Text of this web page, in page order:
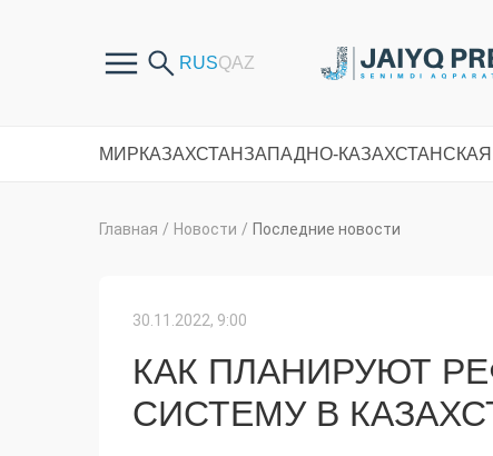
МИРКАЗАХСТАНЗАПАДНО-
Главная / Новости / Последние новости
30.11.2022, 9:00
КАК ПЛАНИРУЮТ
СИСТЕМУ В